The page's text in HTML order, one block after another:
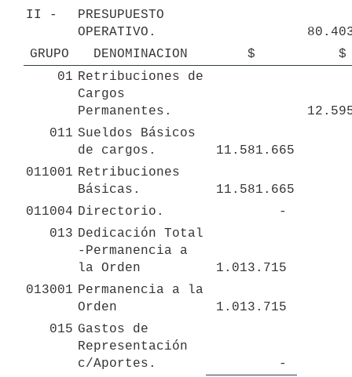
II -
PRESUPUESTO
OPERATIVO.
GRUPO
DENOMINACION $
01 Retribuciones de
Cargos
Permanentes.
011 Sueldos Básicos
de cargos.
011001 Retribuciones
Básicas.
011004 Directorio.
-
013 Dedicación Total
-Permanencia a
la Orden
1.013.715
013001 Permanencia a la
Orden
1.013.715
015 Gastos de
Representación
c/Aportes.
-